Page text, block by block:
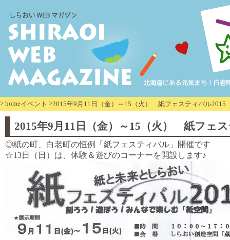
> homeイベント >2015年9月11日（金）～15（火） 紙フェスティバル2015
2015年9月11日（金）～15（火） 紙フェ
◎紙の町、白老町の恒例「紙フェスティバル」開催です
☆13日（日）は、体験＆遊びのコーナーを開設します♪